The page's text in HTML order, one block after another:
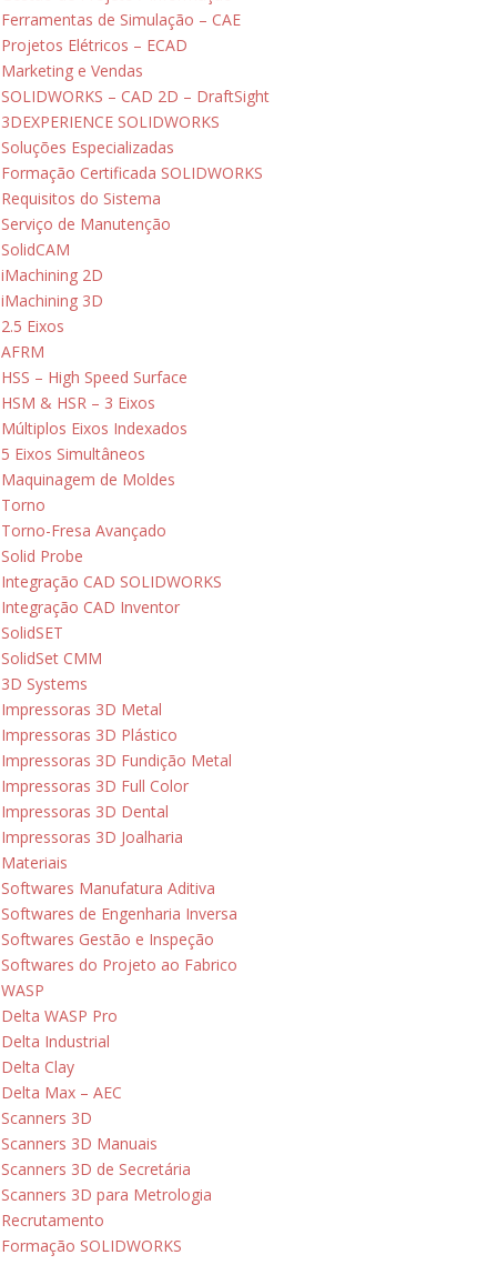
Ferramentas de Simulação – CAE
Projetos Elétricos – ECAD
Marketing e Vendas
SOLIDWORKS – CAD 2D – DraftSight
3DEXPERIENCE SOLIDWORKS
Soluções Especializadas
Formação Certificada SOLIDWORKS
Requisitos do Sistema
Serviço de Manutenção
SolidCAM
iMachining 2D
iMachining 3D
2.5 Eixos
AFRM
HSS – High Speed Surface
HSM & HSR – 3 Eixos
Múltiplos Eixos Indexados
5 Eixos Simultâneos
Maquinagem de Moldes
Torno
Torno-Fresa Avançado
Solid Probe
Integração CAD SOLIDWORKS
Integração CAD Inventor
SolidSET
SolidSet CMM
3D Systems
Impressoras 3D Metal
Impressoras 3D Plástico
Impressoras 3D Fundição Metal
Impressoras 3D Full Color
Impressoras 3D Dental
Impressoras 3D Joalharia
Materiais
Softwares Manufatura Aditiva
Softwares de Engenharia Inversa
Softwares Gestão e Inspeção
Softwares do Projeto ao Fabrico
WASP
Delta WASP Pro
Delta Industrial
Delta Clay
Delta Max – AEC
Scanners 3D
Scanners 3D Manuais
Scanners 3D de Secretária
Scanners 3D para Metrologia
Recrutamento
Formação SOLIDWORKS